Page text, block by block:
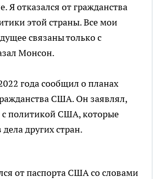
Я отказался от гражданства
этой страны. Все мои
связаны только с
Монсон.
года сообщил о планах
США. Он заявлял,
с политикой США, которые
других стран.
от паспорта США со словами